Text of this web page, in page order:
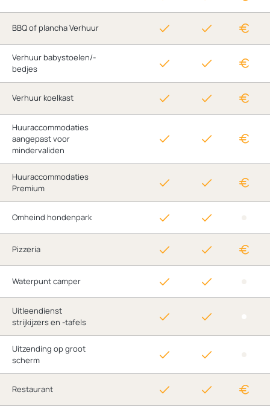
BBQ of plancha Verhuur
Verhuur babystoelen/-
bedjes
Verhuur koelkast
Huuraccommodaties
aangepast voor
mindervaliden
Huuraccommodaties
Premium
Omheind hondenpark
Pizzeria
Waterpunt camper
Uitleendienst
strijkijzers en -tafels
Uitzending op groot
scherm
Restaurant